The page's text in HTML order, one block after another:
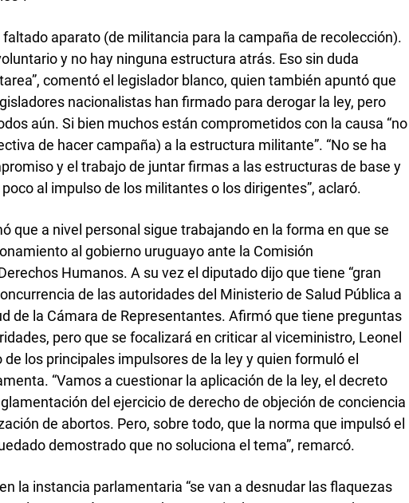
faltado aparato (de militancia para la campaña de recolección).
y no hay ninguna estructura atrás. Eso sin duda
comentó el legislador blanco, quien también apuntó que
nacionalistas han firmado para derogar la ley, pero
aún. Si bien muchos están comprometidos con la causa “no
de hacer campaña) a la estructura militante”. “No se ha
y el trabajo de juntar firmas a las estructuras de base y
al impulso de los militantes o los dirigentes”, aclaró.
que a nivel personal sigue trabajando en la forma en que se
al gobierno uruguayo ante la Comisión
Humanos. A su vez el diputado dijo que tiene “gran
de las autoridades del Ministerio de Salud Pública a
de la Cámara de Representantes. Afirmó que tiene preguntas
pero que se focalizará en criticar al viceministro, Leonel
de los principales impulsores de la ley y quien formuló el
“Vamos a cuestionar la aplicación de la ley, el decreto
del ejercicio de derecho de objeción de conciencia
de abortos. Pero, sobre todo, que la norma que impulsó el
demostrado que no soluciona el tema”, remarcó.
la instancia parlamentaria “se van a desnudar las flaquezas